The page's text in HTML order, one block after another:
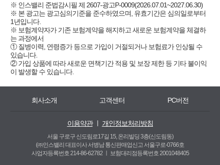
※ 인스밸리 준법감시필 제 2607-광고P-0009(2026.07.01~2027.06.30)
※ 본 광고는 광고심의기준을 준수하였으며, 유효기간은 심의일로부터
1년입니다.
※ 보험계약자가 기존 보험계약을 해지하고 새로운 보험계약을 체결하
는 과정에서
① 질병이력, 연령증가 등으로 가입이 거절되거나 보험료가 인상될 수
있습니다.
② 가입 상품에 따라 새로운 면책기간 적용 및 보장 제한 등 기타 불이익
이 발생할 수 있습니다.
회사소개 고객센터 PC버전
이용약관ㅣ 개인정보처리방침
서울 구로구 신도림로17길 15, 온리빌딩 3층(신도림동)
(㈜인스밸리 대표이사 서병남 통신판매업신고 서울구로-0766호
사업자등록번호 214-86-62782 ㅣ 보험대리점등록번호 2001048405